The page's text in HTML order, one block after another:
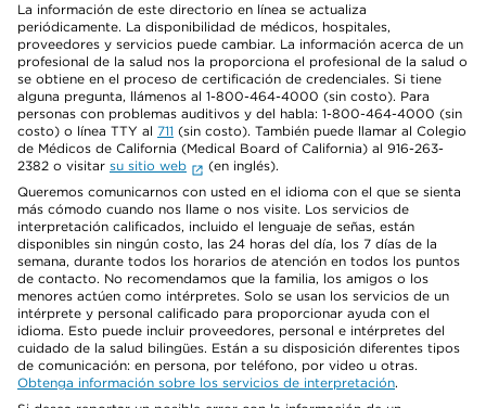
La información de este directorio en línea se actualiza
periódicamente. La disponibilidad de médicos, hospitales,
proveedores y servicios puede cambiar. La información acerca de un
profesional de la salud nos la proporciona el profesional de la salud o
se obtiene en el proceso de certificación de credenciales. Si tiene
alguna pregunta, llámenos al 1-800-464-4000 (sin costo). Para
personas con problemas auditivos y del habla: 1-800-464-4000 (sin
costo) o línea TTY al 711 (sin costo). También puede llamar al Colegio
de Médicos de California (Medical Board of California) al 916-263-
2382 o visitar su sitio web
(en inglés).
Queremos comunicarnos con usted en el idioma con el que se sienta
más cómodo cuando nos llame o nos visite. Los servicios de
interpretación calificados, incluido el lenguaje de señas, están
disponibles sin ningún costo, las 24 horas del día, los 7 días de la
semana, durante todos los horarios de atención en todos los puntos
de contacto. No recomendamos que la familia, los amigos o los
menores actúen como intérpretes. Solo se usan los servicios de un
intérprete y personal calificado para proporcionar ayuda con el
idioma. Esto puede incluir proveedores, personal e intérpretes del
cuidado de la salud bilingües. Están a su disposición diferentes tipos
de comunicación: en persona, por teléfono, por video u otras.
Obtenga información sobre los servicios de interpretación.